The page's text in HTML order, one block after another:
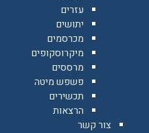
עזרים
יתושים
מכרסמים
מיקרוסקופים
מרססים
פשפש מיטה
תכשירים
הרצאות
צור קשר